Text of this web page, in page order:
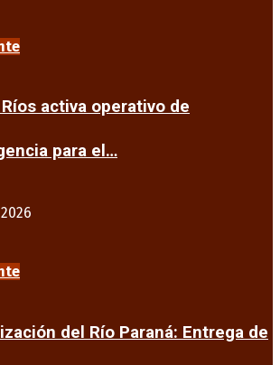
activa operativo de
para el…
del Río Paraná: Entrega de